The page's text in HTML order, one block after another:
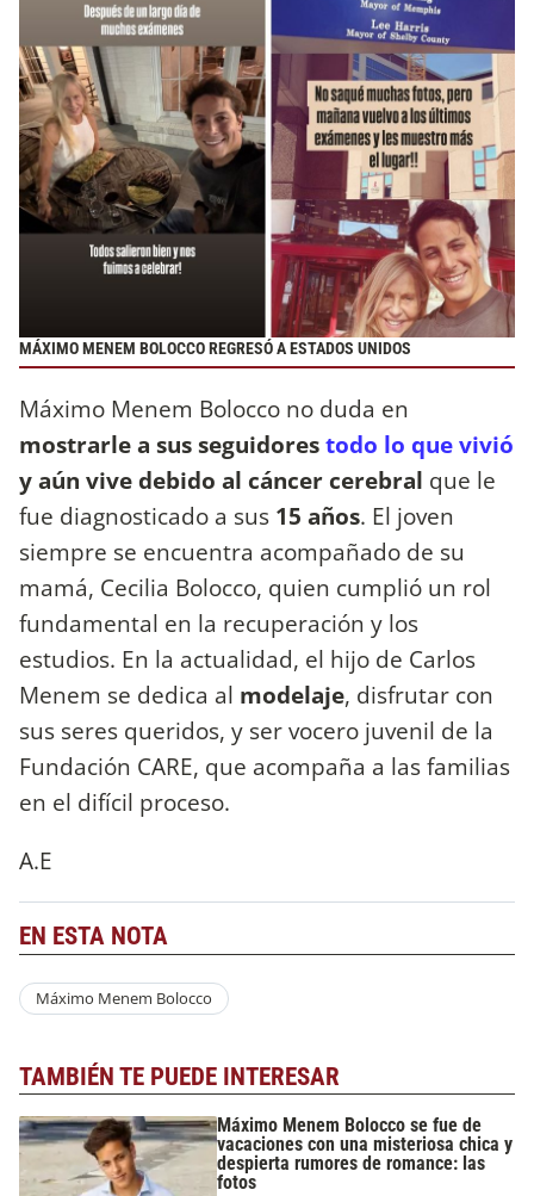
MÁXIMO MENEM BOLOCCO REGRESÓ A ESTADOS UNIDOS
Máximo Menem Bolocco no duda en
mostrarle a sus seguidorestodo lo que vivió
y aún vive debido al cáncer cerebral que le
fue diagnosticado a sus 15 años. El joven
siempre se encuentra acompañado de su
mamá, Cecilia Bolocco, quien cumplió un rol
fundamental en la recuperación y los
estudios. En la actualidad, el hijo de Carlos
Menem se dedica al modelaje, disfrutar con
sus seres queridos, y ser vocero juvenil de la
Fundación CARE, que acompaña a las familias
en el difícil proceso.
A.E
EN ESTA NOTA
Máximo Menem Bolocco
TAMBIÉN TE PUEDE INTERESAR
Máximo Menem Bolocco se fue de
vacaciones con una misteriosa chica y
despierta rumores de romance: las
fotos